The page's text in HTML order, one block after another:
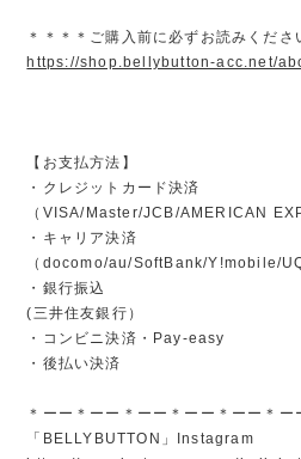
＊＊＊＊ご購入前に必ずお読みくださ
https://shop.bellybutton-acc.net/
【お支払方法】
・クレジットカード決済
（VISA/Master/JCB/AMERICAN
・キャリア決済
（docomo/au/SoftBank/Y!mobile/
・銀行振込
(三井住友銀行）
・コンビニ決済・Pay-easy
・後払い決済
＊ーー＊ーー＊ーー＊ーー＊ーー＊ー
「BELLYBUTTON」Instagram